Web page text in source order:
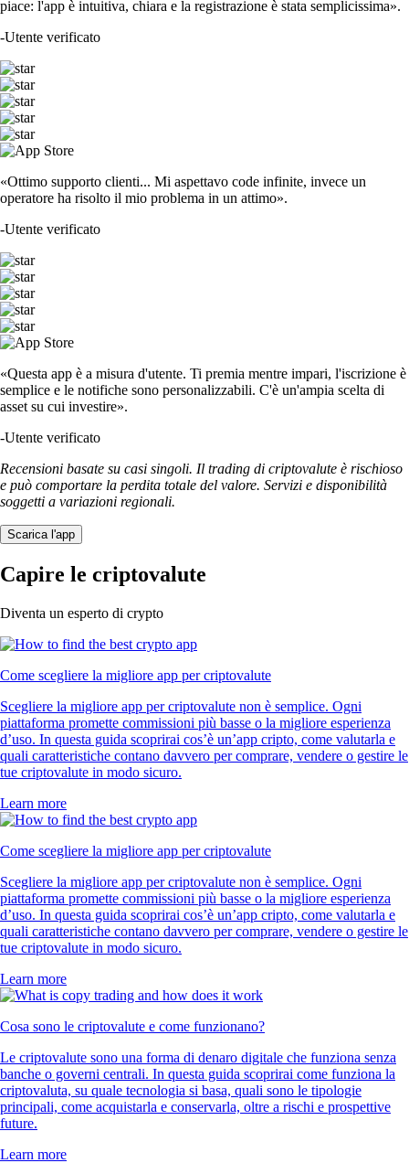
piace: l'app è intuitiva, chiara e la registrazione è stata semplicissima».
-Utente verificato
«Ottimo supporto clienti... Mi aspettavo code infinite, invece un
operatore ha risolto il mio problema in un attimo».
-Utente verificato
«Questa app è a misura d'utente. Ti premia mentre impari, l'iscrizione è
semplice e le notifiche sono personalizzabili. C'è un'ampia scelta di
asset su cui investire».
-Utente verificato
Recensioni basate su casi singoli. Il trading di criptovalute è rischioso
e può comportare la perdita totale del valore. Servizi e disponibilità
soggetti a variazioni regionali.
Scarica l'app
Capire le criptovalute
Diventa un esperto di crypto
Come scegliere la migliore app per criptovalute
Scegliere la migliore app per criptovalute non è semplice. Ogni
piattaforma promette commissioni più basse o la migliore esperienza
d’uso. In questa guida scoprirai cos’è un’app cripto, come valutarla e
quali caratteristiche contano davvero per comprare, vendere o gestire le
tue criptovalute in modo sicuro.
Learn more
Come scegliere la migliore app per criptovalute
Scegliere la migliore app per criptovalute non è semplice. Ogni
piattaforma promette commissioni più basse o la migliore esperienza
d’uso. In questa guida scoprirai cos’è un’app cripto, come valutarla e
quali caratteristiche contano davvero per comprare, vendere o gestire le
tue criptovalute in modo sicuro.
Learn more
Cosa sono le criptovalute e come funzionano?
Le criptovalute sono una forma di denaro digitale che funziona senza
banche o governi centrali. In questa guida scoprirai come funziona la
criptovaluta, su quale tecnologia si basa, quali sono le tipologie
principali, come acquistarla e conservarla, oltre a rischi e prospettive
future.
Learn more